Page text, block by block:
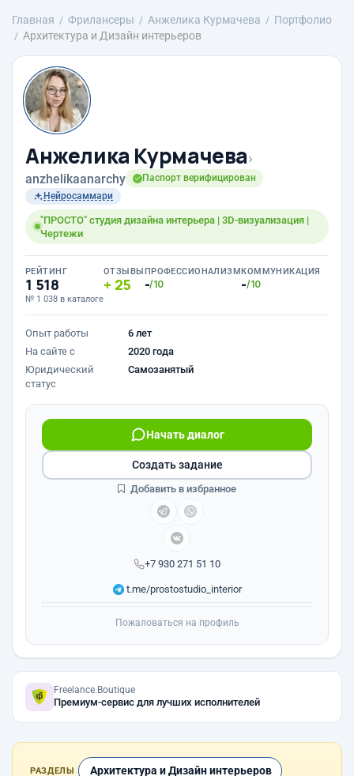
Главная Фрилансеры Анжелика Курмачева
Портфолио
Архитектура и Дизайн интерьеров
Анжелика Курмачева›
anzhelikaanarchy
Паспорт верифицирован
Нейросаммари
"ПРОСТО" студия дизайна интерьера | 3D-визуализация |
Чертежи
РЕЙТИНГ
1 518
№ 1 038 в каталоге
ОТЗЫВЫ
25
ПРОФЕССИОНАЛИЗМ
-/10
КОММУНИКАЦИЯ
-/10
Опыт работы
6 лет
На сайте с
2020 года
Юридический
статус
Самозанятый
+7 930 271 51 10
Начать диалог
t.me/prostostudio_interior
Создать задание
Добавить в избранное
Пожаловаться на профиль
Freelance.Boutique
Премиум-сервис для лучших исполнителей
РАЗДЕЛЫ Архитектура и Дизайн интерьеров